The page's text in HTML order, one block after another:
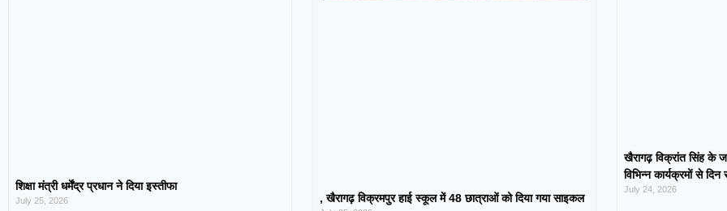
शिक्षा मंत्री धर्मेंद्र प्रधान ने दिया इस्तीफा
July 25, 2026 , खैरागढ़ विक्रमपुर हाई स्कूल में 48 छात्राओं को दिया गया साइकल
खैरागढ़ विक्रांत सिंह के
विभिन्न कार्यक्रमों से दिन
July 24, 2026